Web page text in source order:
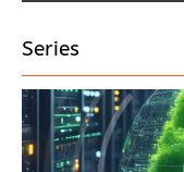
Series